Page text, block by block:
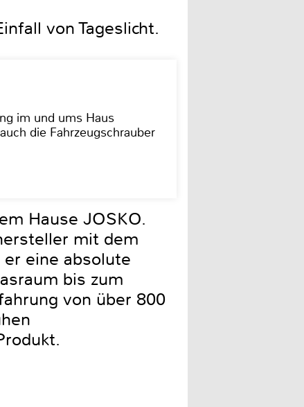
von Tageslicht.
im und ums Haus
die Fahrzeugschrauber
Hause JOSKO.
mit dem
eine absolute
bis zum
von über 800